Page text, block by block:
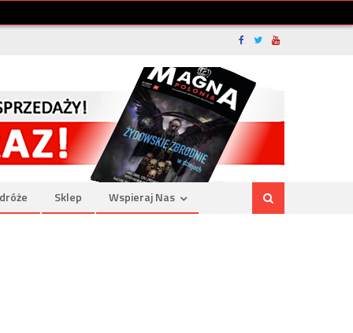
Sklep Wspieraj Nas